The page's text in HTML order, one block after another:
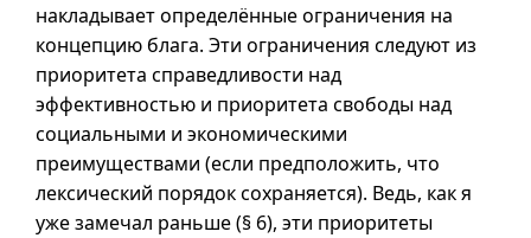
накладывает определённые ограничения на
концепцию блага. Эти ограничения следуют из
приоритета справедливости над
эффективностью и приоритета свободы над
социальными и экономическими
преимуществами (если предположить, что
лексический порядок сохраняется). Ведь, как я
уже замечал раньше (§ 6), эти приоритеты